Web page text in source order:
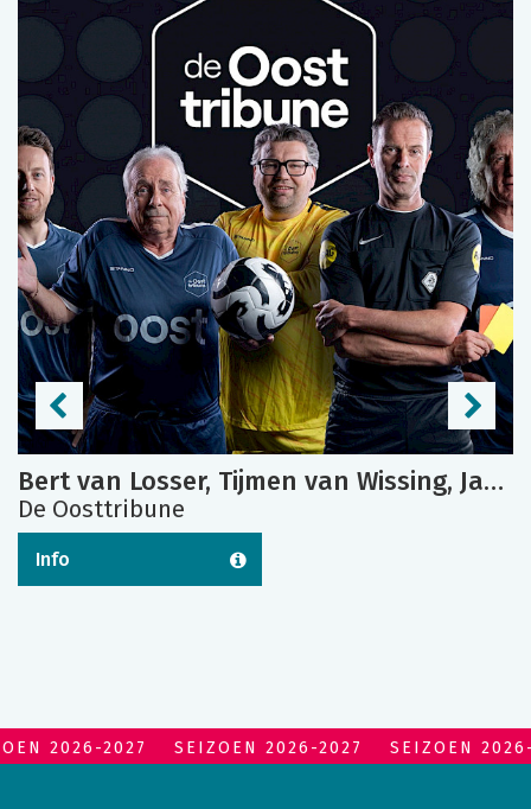
Bert van Losser, Tijmen van Wissing, Jan van Staa e.a.
De Oosttribune
Info
2026-2027 SEIZOEN 2026-2027 SEIZOEN